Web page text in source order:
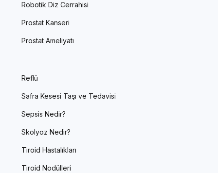
Robotik Diz Cerrahisi
Prostat Kanseri
Prostat Ameliyatı
Reflü
Safra Kesesi Taşı ve Tedavisi
Sepsis Nedir?
Skolyoz Nedir?
Tiroid Hastalıkları
Tiroid Nodülleri